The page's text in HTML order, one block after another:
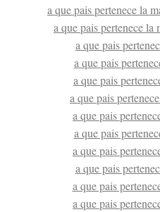
a que pais pertenece la
a que pais pertenece la
a que pais
a que pais
a que pais
a que pais
a que pais
a que pais
a que pais
a que pais
a que pais
a que pais